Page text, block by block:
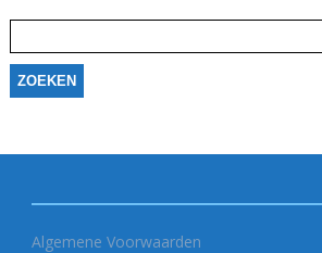
naar:
Algemene Voorwaarden